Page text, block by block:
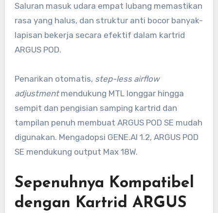
Saluran masuk udara empat lubang memastikan
rasa yang halus, dan struktur anti bocor banyak-
lapisan bekerja secara efektif dalam kartrid
ARGUS POD.
Penarikan otomatis, step-less airflow
adjustmentmendukung MTL longgar hingga
sempit dan pengisian samping kartrid dan
tampilan penuh membuat ARGUS POD SE mudah
digunakan. Mengadopsi GENE.AI 1.2, ARGUS POD
SE mendukung output Max 18W.
Sepenuhnya Kompatibel
dengan Kartrid ARGUS